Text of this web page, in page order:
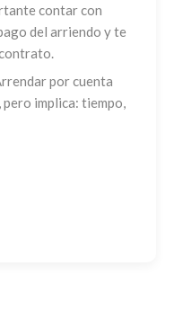
contar con
del arriendo y te
por cuenta
implica: tiempo,